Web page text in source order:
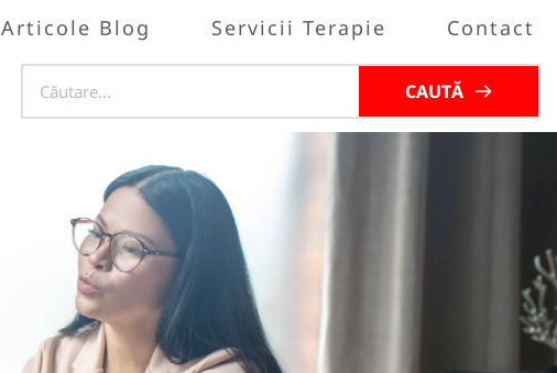
Articole Blog Servicii Terapie Contact
CAUTĂ